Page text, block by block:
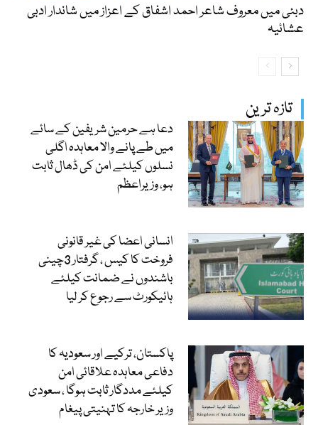
تازہ ترین
دعا ہے حرمین شریفین کے سائے
میں طے پانے والا معاہدہ اگلی
نسلوں کیلئے امن کی ڈھال ثابت
ہو، وزیراعظم
انسانی اعضا کی غیر قانونی
فروخت کا کیس ، گرفتار 3چینی
باشندوں نے ضمانت کیلئے
ہائیکورٹ سے رجوع کر لیا
پاکستان، ترکیے اور سعودیہ کا
دفاعی معاہدہ علاقائی امن
کیلئے مددگار ثابت ہوگا ، سعودی
وزیر خارجہ کا تہنیتی پیغام
دبئی میں معروف شاعر احمد اشفاق کے اعزاز میں شاندار ادبی
عشائیہ